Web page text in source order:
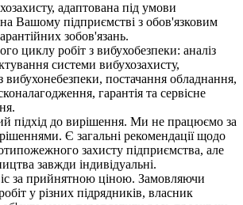
адаптована під умови
Вашому підприємстві з обов'язковим
зобов'язань.
циклу робіт з вибухобезпеки: аналіз
системи вибухозахисту,
вибухонебезпеки, постачання обладнання,
гарантія та сервісне
підхід до вирішення. Ми не працюємо за
Є загальні рекомендації щодо
захисту підприємства, але
завжди індивідуальні.
за прийнятною ціною. Замовляючи
у різних підрядників, власник